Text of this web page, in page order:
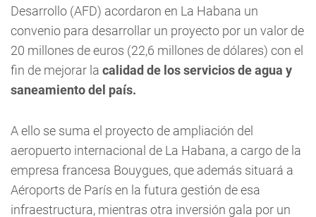
Desarrollo (AFD) acordaron en La Habana un
convenio para desarrollar un proyecto por un valor de
20 millones de euros (22,6 millones de dólares) con el
fin de mejorar la calidad de los servicios de agua y
saneamiento del país.
A ello se suma el proyecto de ampliación del
aeropuerto internacional de La Habana, a cargo de la
empresa francesa Bouygues, que además situará a
Aéroports de París en la futura gestión de esa
infraestructura, mientras otra inversión gala por un